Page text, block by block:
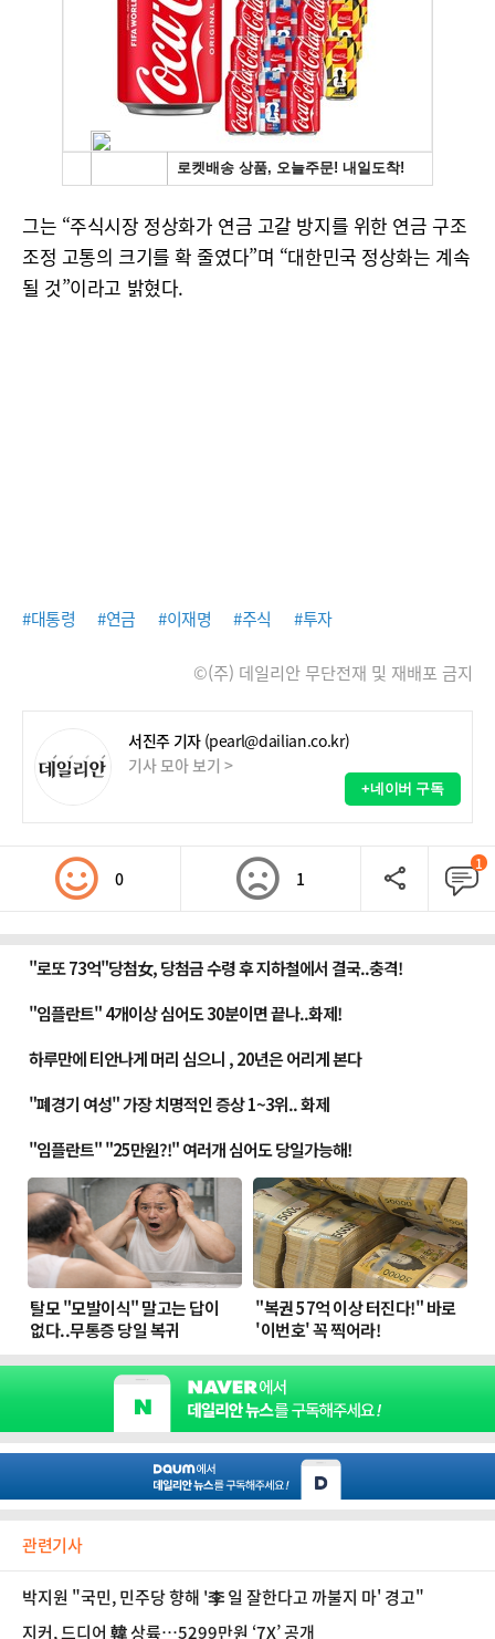
그는 “주식시장 정상화가 연금 고갈 방지를 위한 연금 구조
조정 고통의 크기를 확 줄였다”며 “대한민국 정상화는 계속
될 것”이라고 밝혔다.
#대통령 #연금 #이재명 #주식 #투자
©(주) 데일리안 무단전재 및 재배포 금지
서진주 기자 (pearl@dailian.co.kr)
기사 모아 보기 >
+네이버 구독
0 1
1
관련기사
박지원 "국민, 민주당 향해 '李 일 잘한다고 까불지 마' 경고"
지커, 드디어 韓 상륙…5299만원 ‘7X’ 공개